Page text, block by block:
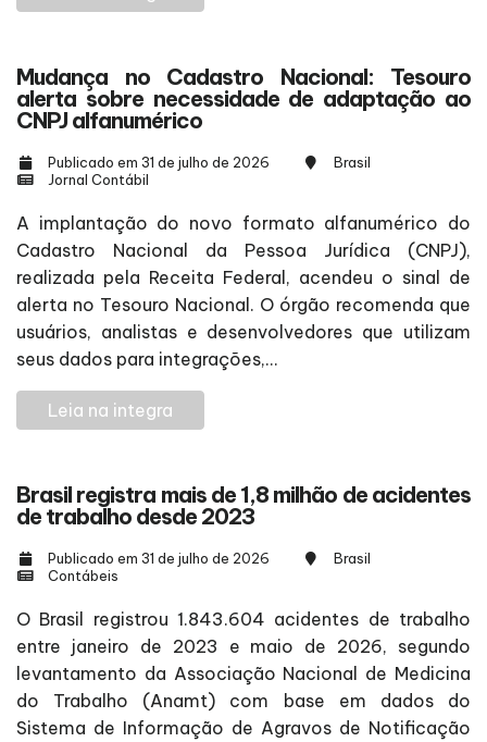
Mudança no Cadastro Nacional: Tesouro
alerta sobre necessidade de adaptação ao
CNPJ alfanumérico
Publicado em 31 de julho de 2026
Brasil
Jornal Contábil
A implantação do novo formato alfanumérico do
Cadastro Nacional da Pessoa Jurídica (CNPJ),
realizada pela Receita Federal, acendeu o sinal de
alerta no Tesouro Nacional. O órgão recomenda que
usuários, analistas e desenvolvedores que utilizam
seus dados para integrações,...
Leia na integra
Brasil registra mais de 1,8 milhão de acidentes
de trabalho desde 2023
Publicado em 31 de julho de 2026
Brasil
Contábeis
O Brasil registrou 1.843.604 acidentes de trabalho
entre janeiro de 2023 e maio de 2026, segundo
levantamento da Associação Nacional de Medicina
do Trabalho (Anamt) com base em dados do
Sistema de Informação de Agravos de Notificação